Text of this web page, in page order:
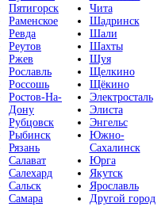
Пятигорск
Раменское
Ревда
Реутов
Ржев
Рославль
Россошь
Ростов-На-
Дону
Рубцовск
Рыбинск
Рязань
Салават
Салехард
Сальск
Самара
Чита
Шадринск
Шали
Шахты
Шуя
Щелкино
Щёкино
Электросталь
Элиста
Энгельс
Южно-
Сахалинск
Юрга
Якутск
Ярославль
Другой город